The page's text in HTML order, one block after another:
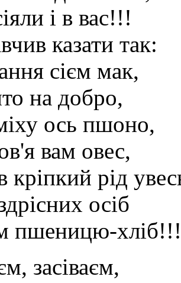
і в вас!!!
казати так:
сієм мак,
на добро,
ось пшоно,
вам овес,
рід
осіб
пшеницю-
засіваєм,